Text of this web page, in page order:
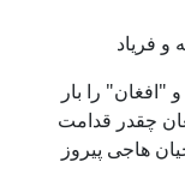
و فرياد
را بار
چقدر قدامت
هاجى پيروز